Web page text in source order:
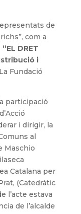
de
com a
“EL DRET
i
Fundació
participació
i dirigir, la
al
Maschio
Catalana per
(Catedràtic
l’acte estava
de l’alcalde